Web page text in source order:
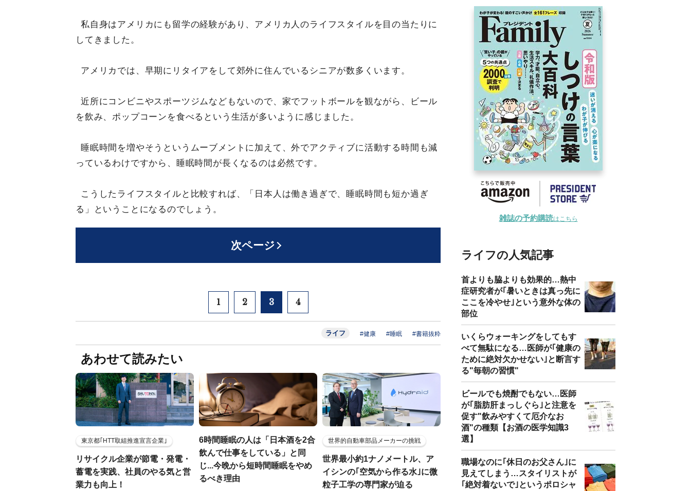
私自身はアメリカにも留学の経験があり、アメリカ人のライフスタイルを目の当たりに
してきました。
アメリカでは、早期にリタイアをして郊外に住んでいるシニアが数多くいます。
近所にコンビニやスポーツジムなどもないので、家でフットボールを観ながら、ビール
を飲み、ポップコーンを食べるという生活が多いように感じました。
睡眠時間を増やそうというムーブメントに加えて、外でアクティブに活動する時間も減
っているわけですから、睡眠時間が長くなるのは必然です。
こうしたライフスタイルと比較すれば、「日本人は働き過ぎで、睡眠時間も短か過ぎ
る」ということになるのでしょう。
次ページ
1 2 3 4
ライフ #健康 #睡眠 #書籍抜粋
あわせて読みたい
東京都｢HTT取組推進宣言企業｣
リサイクル企業が節電・発電・
蓄電を実践、社員のやる気と営
業力も向上！
6時間睡眠の人は「日本酒を2合
飲んで仕事をしている」と同
じ...今晩から短時間睡眠をやめ
るべき理由
世界的自動車部品メーカーの挑戦
世界最小約1ナノメートル、ア
イシンの｢空気から作る水｣に微
粒子工学の専門家が迫る
雑誌の予約購読はこちら
ライフの人気記事
首よりも脇よりも効果的…熱中
症研究者が｢暑いときは真っ先に
ここを冷やせ｣という意外な体の
部位
いくらウォーキングをしてもす
べて無駄になる…医師が｢健康の
ために絶対欠かせない｣と断言す
る"毎朝の習慣"
ビールでも焼酎でもない…医師
が｢脂肪肝まっしぐら｣と注意を
促す"飲みやすくて厄介なお
酒"の種類【お酒の医学知識3
選】
職場なのに｢休日のお父さん｣に
見えてしまう…スタイリストが
｢絶対着ないで｣というポロシャ